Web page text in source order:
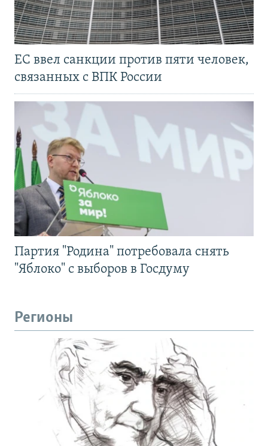
ЕС ввел санкции против пяти человек,
связанных с ВПК России
Партия "Родина" потребовала снять
"Яблоко" с выборов в Госдуму
Регионы